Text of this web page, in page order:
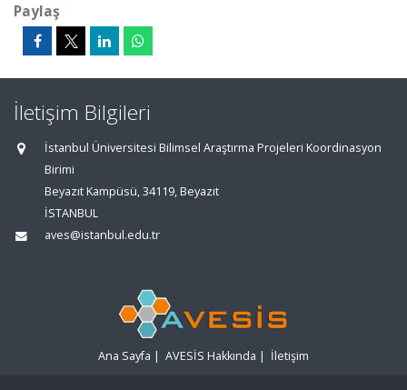
Paylaş
İletişim Bilgileri
İstanbul Üniversitesi Bilimsel Araştırma Projeleri Koordinasyon
Birimi
Beyazıt Kampüsü, 34119, Beyazıt
İSTANBUL
aves@istanbul.edu.tr
Ana Sayfa | AVESİS Hakkında | İletişim